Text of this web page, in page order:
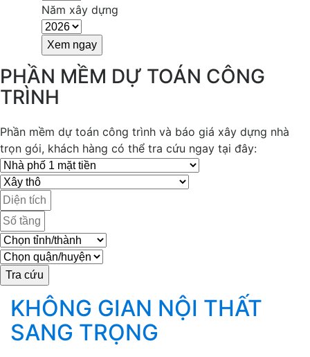
Năm xây dựng
PHẦN MỀM DỰ TOÁN CÔNG
TRÌNH
Phần mềm dự toán công trình và báo giá xây dựng nhà
trọn gói, khách hàng có thể tra cứu ngay tại đây:
KHÔNG GIAN NỘI THẤT
SANG TRỌNG